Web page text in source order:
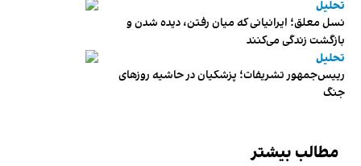
تحلیل
نسل معلق؛ ایرانیانی که میان رفتن، دیده شدن و
بازگشت زندگی می‌کنند
تحلیل
رییس‌جمهور تشریفات؛ پزشکیان در حاشیه روزهای
جنگ
مطالب بیشتر